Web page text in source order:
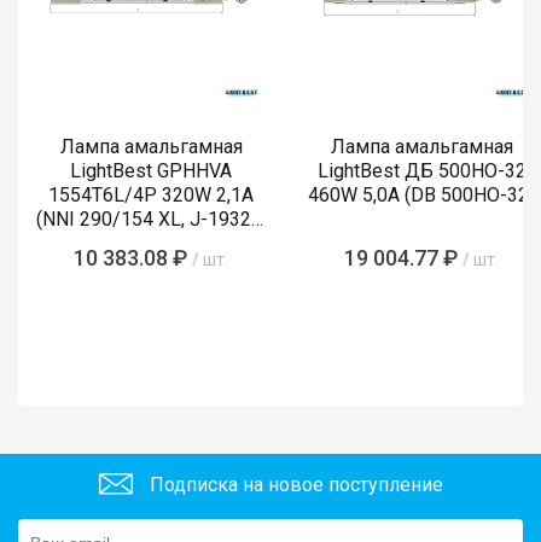
Лампа амальгамная
LightBest GPHHVA
1554T6L/4P 320W 2,1A
(NNI 290/154 XL, J-19320,
10 383.08 ₽ / шт.
Лампа амальгамная
LightBest ДБ 500HO-32
460W 5,0A (DB 500НО-32)
19 004.77 ₽ / шт.
Подписка на новое поступление